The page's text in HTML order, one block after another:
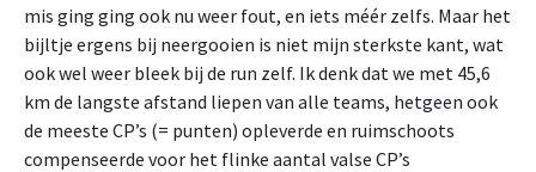
mis ging ging ook nu weer fout, en iets méér zelfs. Maar het
bijltje ergens bij neergooien is niet mijn sterkste kant, wat
ook wel weer bleek bij de run zelf. Ik denk dat we met 45,6
km de langste afstand liepen van alle teams, hetgeen ook
de meeste CP’s (= punten) opleverde en ruimschoots
compenseerde voor het flinke aantal valse CP’s